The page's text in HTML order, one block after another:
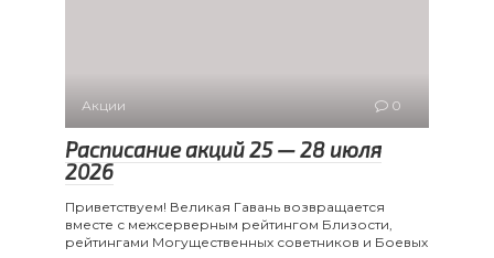
Акции 0
Расписание акций 25 — 28 июля
2026
Приветствуем! Великая Гавань возвращается
вместе с межсерверным рейтингом Близости,
рейтингами Могущественных советников и Боевых